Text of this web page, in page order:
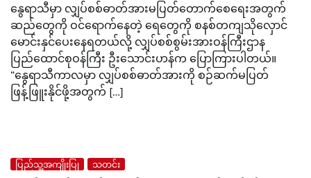
နွေရာသီမှာ လျှပ်စစ်ဓာတ်အားမပြတ်တောက်စေရေးအတွက်
ဆည်တွေကို ဝင်ရောက်နေတဲ့ ရေတွေကို စနစ်တကျသိုလှောင်
မောင်းနှင်ပေးနေရတယ်လို့ လျှပ်စစ်စွမ်းအားဝန်ကြီးဌာန
ပြည်ထောင်စုဝန်ကြီး ဦးသောင်းဟန်က ပြောကြားပါတယ်။
“နွေရာသီကာလမှာ လျှပ်စစ်ဓာတ်အားကို စဉ်ဆက်မပြတ်
ဖြန့်ဖြူးနိုင်ဖို့အတွက် […]
ပြည်သူ့အကျိုးပြု သတင်း